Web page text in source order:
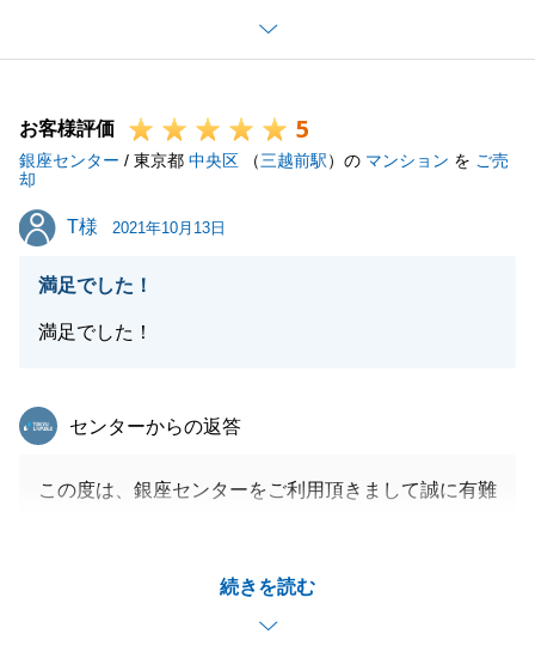
I様には、いつも快くご対応頂けましたおかげで、素
敵な買主様との良縁に繋げることが出来ました。
お申し付けください。
引き続き、どうぞ宜しくお願い申し上げます。
お客様評価 5
銀座センター / 東京都 中央区 （三越前駅）の マンション を ご売
却
T様
T様 2021年10月13日
満足でした！
満足でした！
続きを読む
東急リバブル
センターからの返答
この度は、銀座センターをご利用頂きまして誠に有難
ご契約からお引渡しまでの間に、T様には沢山のお手